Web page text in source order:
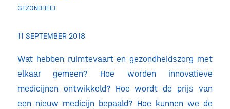
GEZONDHEID
11 SEPTEMBER 2018
Wat hebben ruimtevaart en gezondheidszorg met
elkaar gemeen? Hoe worden innovatieve
medicijnen ontwikkeld? Hoe wordt de prijs van
een nieuw medicijn bepaald? Hoe kunnen we de